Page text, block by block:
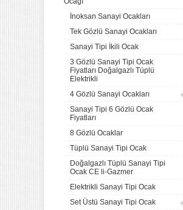
İnoksan Sanayi Ocakları
Tek Gözlü Sanayi Ocakları
Sanayi Tipi İkili Ocak
3 Gözlü Sanayi Tipi Ocak
Fiyatları Doğalgazlı Tüplü
Elektrikli
4 Gözlü Sanayi Ocakları
Sanayi Tipi 6 Gözlü Ocak
Fiyatları
8 Gözlü Ocaklar
Tüplü Sanayi Tipi Ocak
Doğalgazlı Tüplü Sanayi Tipi
Ocak CE li-Gazmer
Elektrikli Sanayi Tipi Ocak
Set Üstü Sanayi Tipi Ocak